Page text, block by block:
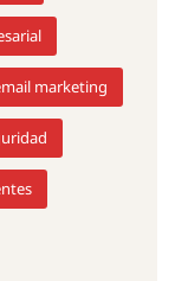
marketing